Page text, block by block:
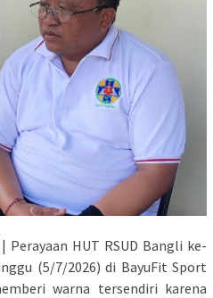
Perayaan HUT RSUD Bangli ke-
(5/7/2026) di BayuFit Sport
warna tersendiri karena